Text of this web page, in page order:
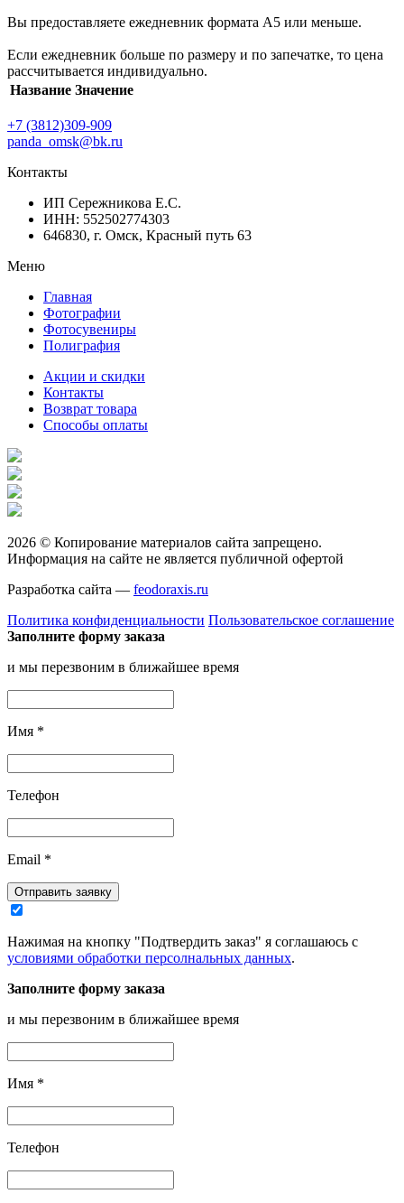
Вы предоставляете ежедневник формата А5 или меньше.
Если ежедневник больше по размеру и по запечатке, то цена
рассчитывается индивидуально.
Название Значение
+7 (3812)309-909
panda_omsk@bk.ru
Контакты
ИП Сережникова Е.С.
ИНН: 552502774303
646830, г. Омск, Красный путь 63
Меню
Главная
Фотографии
Фотосувениры
Полиграфия
Акции и скидки
Контакты
Возврат товара
Способы оплаты
2026 © Копирование материалов сайта запрещено.
Информация на сайте не является публичной офертой
Разработка сайта — feodoraxis.ru
Политика конфиденциальности Пользовательское соглашение
Заполните форму заказа
и мы перезвоним в ближайшее время
Имя *
Телефон
Email *
Отправить заявку
Нажимая на кнопку "Подтвердить заказ" я соглашаюсь с
условиями обработки персолнальных данных.
Заполните форму заказа
и мы перезвоним в ближайшее время
Имя *
Телефон